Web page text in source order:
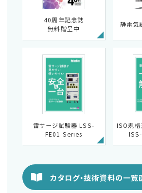
40周年記念誌
無料贈呈中
静電気
雷サージ試験器 LSS-
FE01 Series
ISO規
カタログ・技術資料の一覧